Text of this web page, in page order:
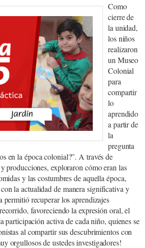
Como
cierre de
la unidad,
los niños
realizaron
un Museo
Colonial
para
compartir
lo
aprendido
a partir de
la
pregunta
en la época colonial?”. A través de
producciones, exploraron cómo eran las
y las costumbres de aquella época,
la actualidad de manera significativa y
permitió recuperar los aprendizajes
favoreciendo la expresión oral, el
participación activa de cada niño, quienes se
al compartir sus descubrimientos con
orgullosos de ustedes investigadores!